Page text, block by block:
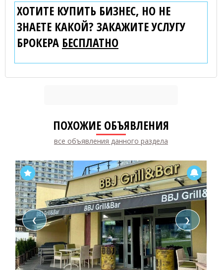
ХОТИТЕ КУПИТЬ БИЗНЕС, НО НЕ
ЗНАЕТЕ КАКОЙ? ЗАКАЖИТЕ УСЛУГУ
БРОКЕРА БЕСПЛАТНО
ПОХОЖИЕ ОБЪЯВЛЕНИЯ
все объявления данного раздела
❮ ❯